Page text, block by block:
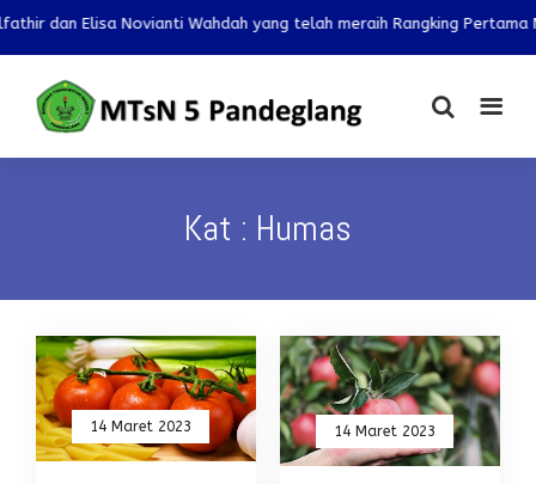
dan Elisa Novianti Wahdah yang telah meraih Rangking Pertama
Kat : Humas
14 Maret 2023 14 Maret 2023